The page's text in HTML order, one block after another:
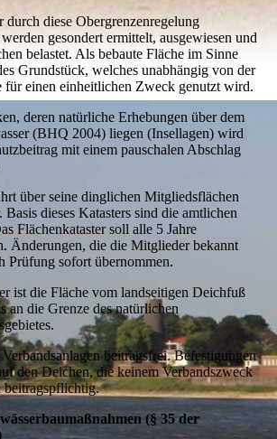
durch diese Obergrenzenregelung
gesondert ermittelt, ausgewiesen und
belastet. Als bebaute Fläche im Sinne
Grundstück, welches unabhängig von der
für einen einheitlichen Zweck genutzt wird.
deren natürliche Erhebungen über dem
(BHQ 2004) liegen (Insellagen) wird
mit einem pauschalen Abschlag
über seine dinglichen Mitgliedsflächen
Basis dieses Katasters sind die amtlichen
Flächenkataster soll alle 5 Jahre
Änderungen, die die Mitglieder bekannt
Prüfung sofort übernommen.
ist die Fläche vom landseitigen Deichfuß
an die Grenze des natürlichen
beitragsfrei. Befestigungen
den Deichen, die keinem Verbandszweck
beitragspflichtig.
(§ 35 der